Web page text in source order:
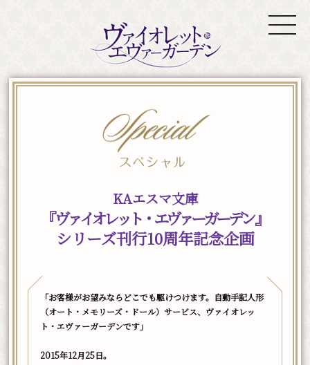
KAエスマ文庫
『ヴァイオレット・エヴァーガーデン』
シリーズ刊行10周年記念企画
「お客様がお望みならどこでも駆けつけます。自動手記人形
（オート・メモリーズ・ドール）サービス、ヴァイオレッ
ト・エヴァーガーデンです」
2015年12月25日。